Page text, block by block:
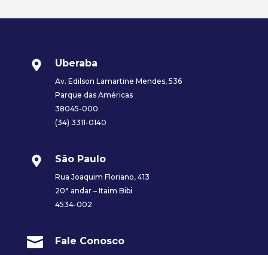
Uberaba
Av. Edilson Lamartine Mendes, 536
Parque das Américas
38045-000
(34) 3311-0140
São Paulo
Rua Joaquim Floriano, 413
20° andar – Itaim Bibi
4534-002
 Fale Conosco